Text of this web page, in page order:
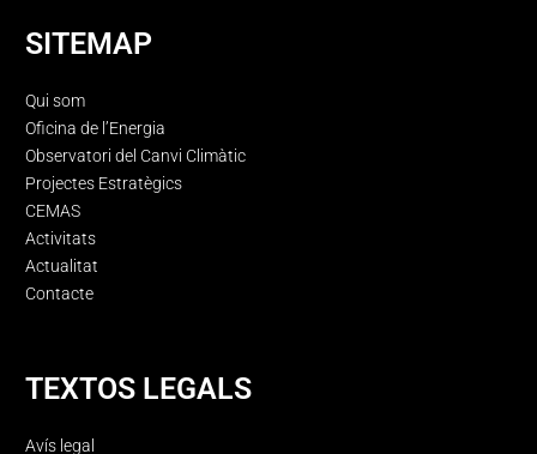
SITEMAP
Qui som
Oficina de l’Energia
Observatori del Canvi Climàtic
Projectes Estratègics
CEMAS
Activitats
Actualitat
Contacte
TEXTOS LEGALS
Avís legal